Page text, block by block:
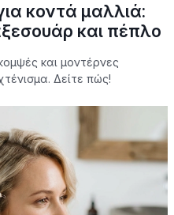
κοντά μαλλιά:
και πέπλο
και μοντέρνες
Δείτε πώς!